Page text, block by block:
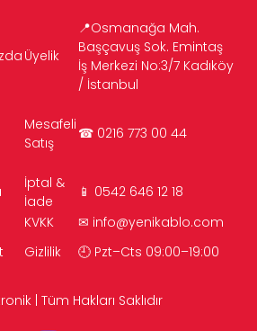
Üyelik
📍Osmanağa Mah.
Başçavuş Sok. Emintaş
İş Merkezi No:3/7 Kadıköy
/ İstanbul
Mesafeli
Satış
☎ 0216 773 00 44
İptal &
İade
📱 0542 646 12 18
KVKK ✉ info@yenikablo.com
Gizlilik 🕘 Pzt–Cts 09:00–19:00
| Tüm Hakları Saklıdır
Medya